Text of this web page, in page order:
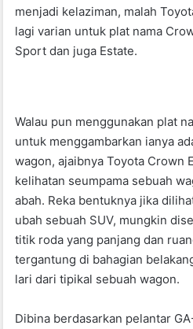
menjadi kelaziman, malah
lagi varian untuk plat nama
Sport dan juga Estate.
Walau pun menggunakan plat
untuk menggambarkan ianya
wagon, ajaibnya Toyota Crown
kelihatan seumpama sebuah
abah. Reka bentuknya jika
ubah sebuah SUV, mungkin
titik roda yang panjang dan
tergantung di bahagian
lari dari tipikal sebuah wagon.
Dibina berdasarkan pelantar